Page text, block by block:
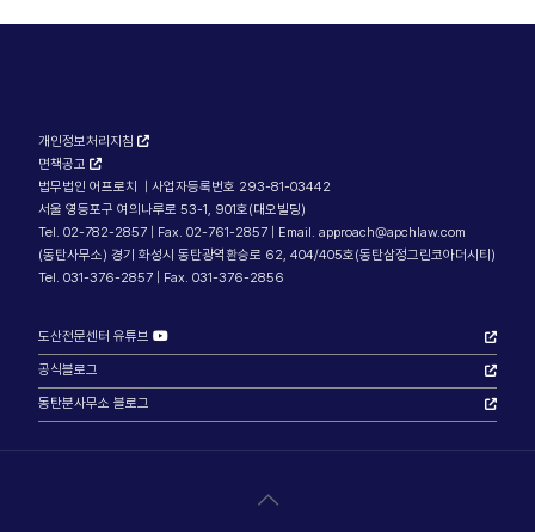
개인정보처리지침
면책공고
법무법인 어프로치 | 사업자등록번호 293-81-03442
서울 영등포구 여의나루로 53-1, 901호(대오빌딩)
Tel. 02-782-2857 | Fax. 02-761-2857 | Email. approach@apchlaw.com
(동탄사무소) 경기 화성시 동탄광역환승로 62, 404/405호(동탄삼정그린코아더시티)
Tel. 031-376-2857 | Fax. 031-376-2856
도산전문센터 유튜브
공식블로그
동탄분사무소 블로그